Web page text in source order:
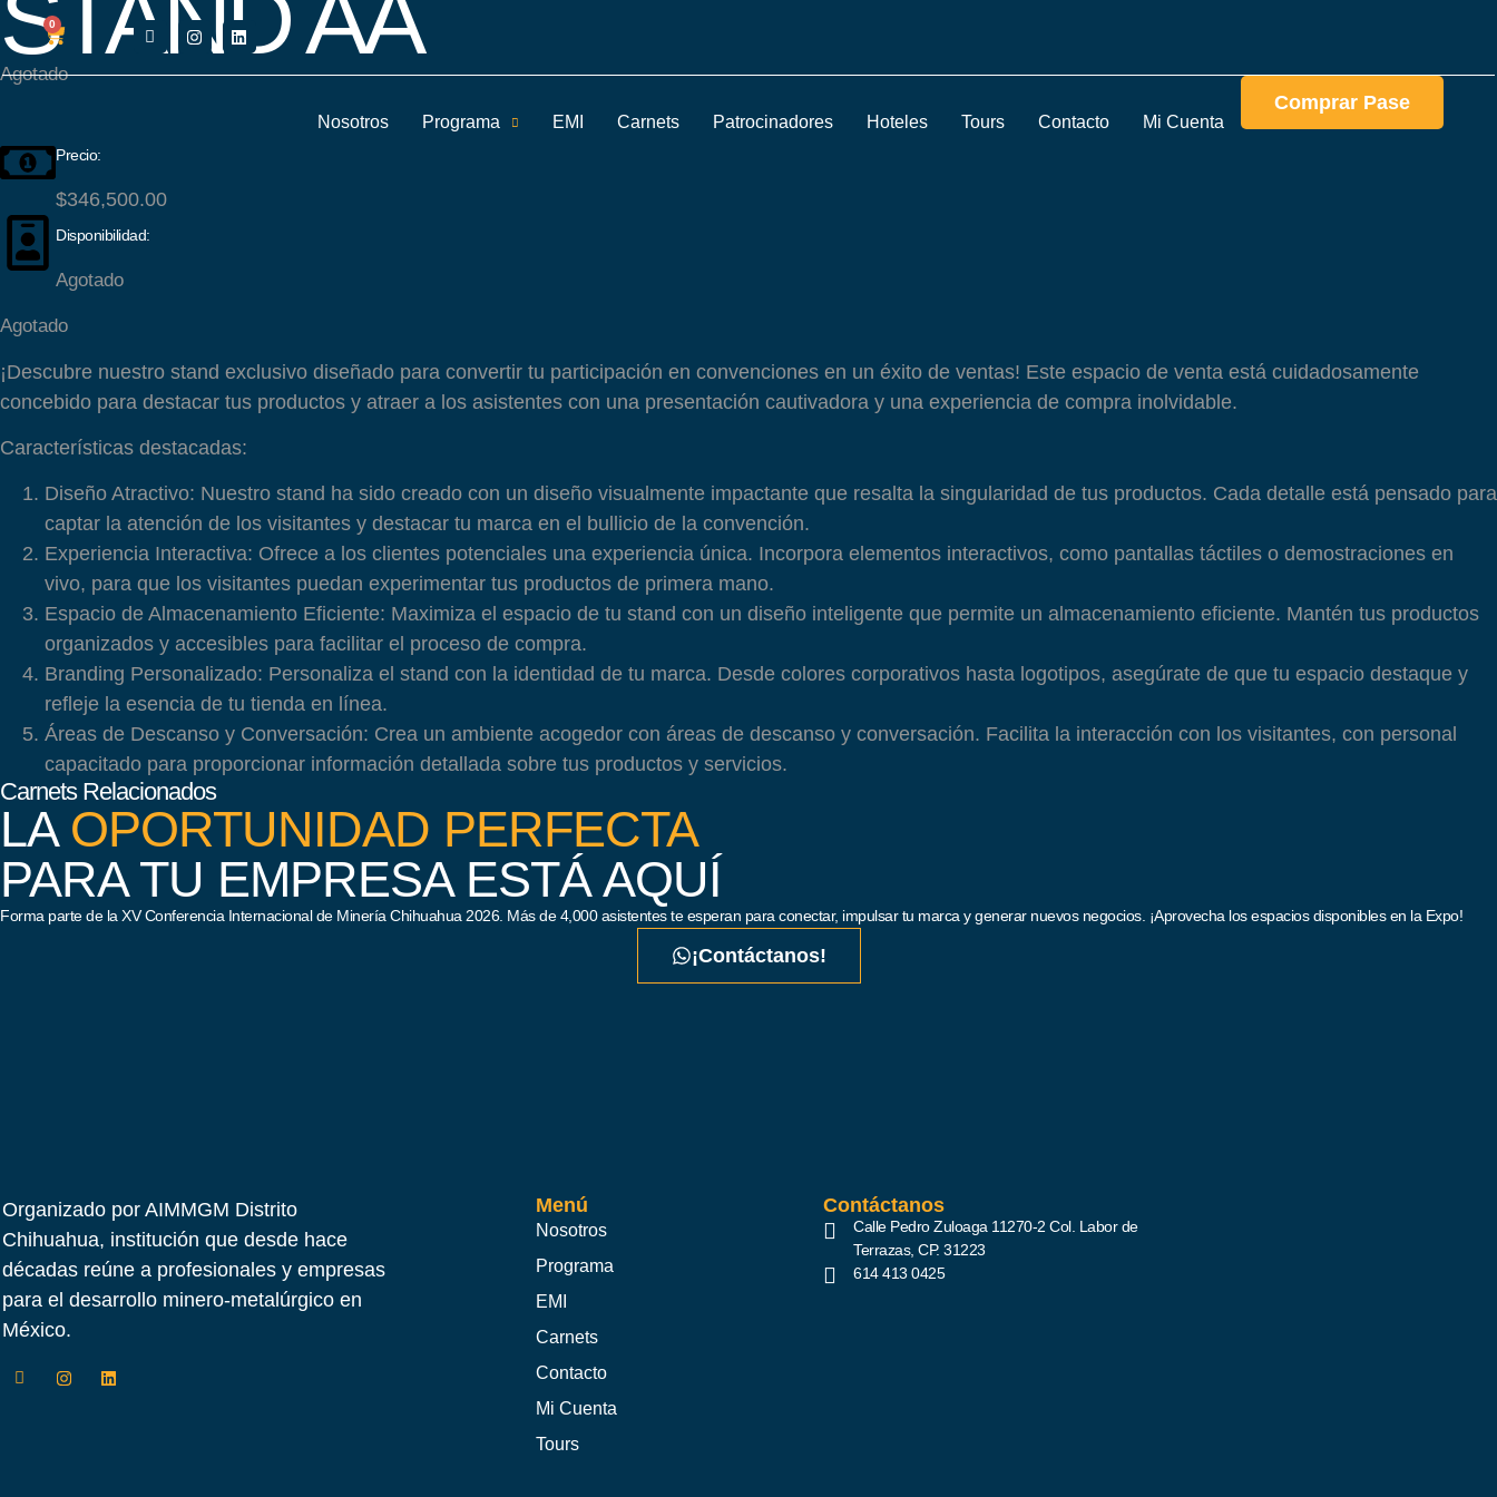
0
Nosotros Programa EMI Carnets Patrocinadores Hoteles Tours Contacto Mi Cuenta
Comprar Pase
Agotado
Precio:
$346,500.00
Disponibilidad:
Agotado
Agotado
¡Descubre nuestro stand exclusivo diseñado para convertir tu participación en convenciones en un éxito de ventas! Este espacio de venta está cuidadosamente
concebido para destacar tus productos y atraer a los asistentes con una presentación cautivadora y una experiencia de compra inolvidable.
Características destacadas:
Diseño Atractivo: Nuestro stand ha sido creado con un diseño visualmente impactante que resalta la singularidad de tus productos. Cada detalle está pensado para
captar la atención de los visitantes y destacar tu marca en el bullicio de la convención.
Experiencia Interactiva: Ofrece a los clientes potenciales una experiencia única. Incorpora elementos interactivos, como pantallas táctiles o demostraciones en
vivo, para que los visitantes puedan experimentar tus productos de primera mano.
Espacio de Almacenamiento Eficiente: Maximiza el espacio de tu stand con un diseño inteligente que permite un almacenamiento eficiente. Mantén tus productos
organizados y accesibles para facilitar el proceso de compra.
Branding Personalizado: Personaliza el stand con la identidad de tu marca. Desde colores corporativos hasta logotipos, asegúrate de que tu espacio destaque y
refleje la esencia de tu tienda en línea.
Áreas de Descanso y Conversación: Crea un ambiente acogedor con áreas de descanso y conversación. Facilita la interacción con los visitantes, con personal
capacitado para proporcionar información detallada sobre tus productos y servicios.
Carnets Relacionados
LA OPORTUNIDAD PERFECTA
PARA TU EMPRESA ESTÁ AQUÍ
Forma parte de la XV Conferencia Internacional de Minería Chihuahua 2026. Más de 4,000 asistentes te esperan para conectar, impulsar tu marca y generar nuevos negocios. ¡Aprovecha los espacios disponibles en la Expo!
¡Contáctanos!
Organizado por AIMMGM Distrito
Chihuahua, institución que desde hace
décadas reúne a profesionales y empresas
para el desarrollo minero-metalúrgico en
México.
Menú
Nosotros
Programa
EMI
Carnets
Contacto
Mi Cuenta
Tours
Contáctanos
Calle Pedro Zuloaga 11270-2 Col. Labor de
Terrazas, CP. 31223​
614 413 0425